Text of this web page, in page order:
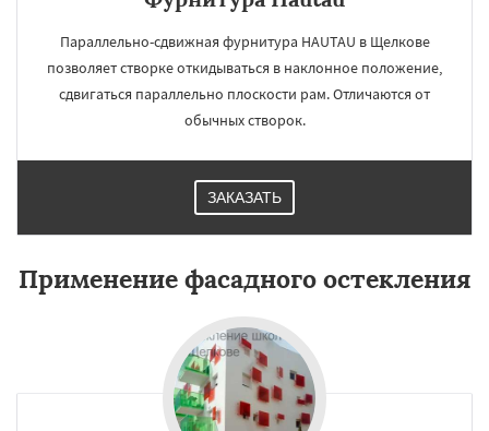
Параллельно-сдвижная фурнитура HAUTAU в Щелкове
позволяет створке откидываться в наклонное положение,
сдвигаться параллельно плоскости рам. Отличаются от
обычных створок.
ЗАКАЗАТЬ
Применение фасадного остекления